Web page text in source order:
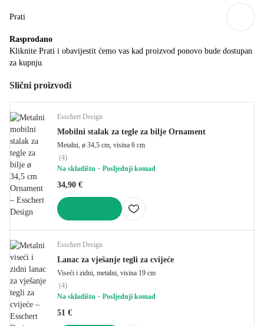
Prati
Rasprodano
Kliknite Prati i obavijestit ćemo vas kad proizvod ponovo bude dostupan
za kupnju.
Slični proizvodi
Esschert Design
Mobilni stalak za tegle za bilje Ornament
Metalni, ø 34,5 cm, visina 6 cm
(4)
Na skladištu
Posljednji komad
34,90 €
Esschert Design
Lanac za vješanje tegli za cvijeće
Viseći i zidni, metalni, visina 19 cm
(4)
Na skladištu
Posljednji komad
51 €